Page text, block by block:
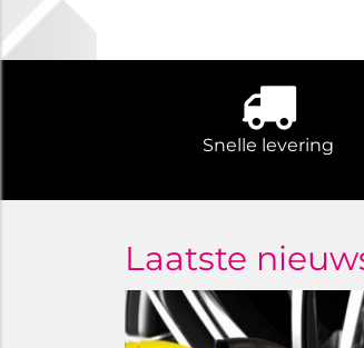
Snelle levering
Laatste